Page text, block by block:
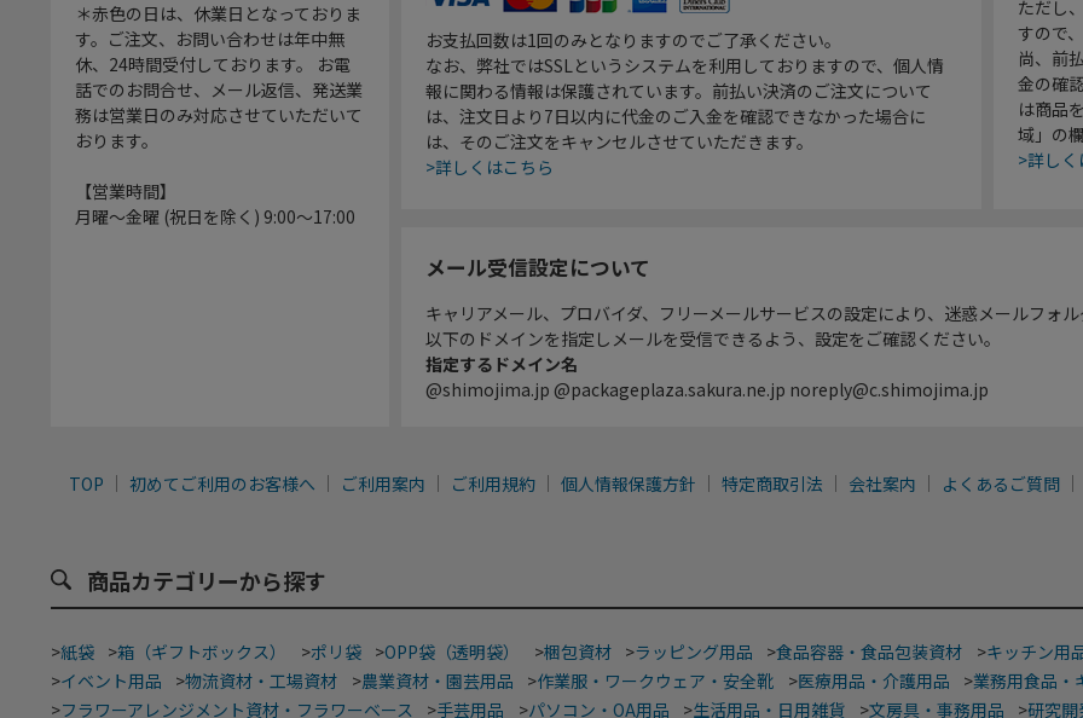
＊赤色の日は、休業日となっておりま
す。ご注文、お問い合わせは年中無
休、24時間受付しております。 お電
話でのお問合せ、メール返信、発送業
務は営業日のみ対応させていただいて
おります。
【営業時間】
月曜～金曜 (祝日を除く) 9:00～17:00
お支払回数は1回のみとなりますのでご了承ください。
なお、弊社ではSSLというシステムを利用しておりますので、個人情
報に関わる情報は保護されています。前払い決済のご注文について
は、注文日より7日以内に代金のご入金を確認できなかった場合に
は、そのご注文をキャンセルさせていただきます。
>詳しくはこちら
ただし
すので
尚、前
金の確
は商品
域」の
>詳し
メール受信設定について
キャリアメール、プロバイダ、フリーメールサービスの設定により、迷惑メールフォ
以下のドメインを指定しメールを受信できるよう、設定をご確認ください。
指定するドメイン名
@shimojima.jp @packageplaza.sakura.ne.jp noreply@c.shimojima.jp
TOP 初めてご利用のお客様へ ご利用案内 ご利用規約 個人情報保護方針 特定商取引法 会社案内 よくあるご質問
商品カテゴリーから探す
>紙袋 >箱（ギフトボックス） >ポリ袋 >OPP袋（透明袋） >梱包資材 >ラッピング用品 >食品容器・食品包装資材 >キッチン用
>イベント用品 >物流資材・工場資材 >農業資材・園芸用品 >作業服・ワークウェア・安全靴 >医療用品・介護用品 >業務用食品・
>フラワーアレンジメント資材・フラワーベース >手芸用品 >パソコン・OA用品 >生活用品・日用雑貨 >文房具・事務用品 >研究開